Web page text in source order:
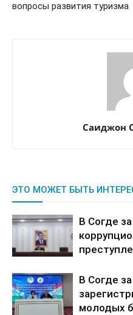
вопросы развития туризма
Саиджон
ЭТО МОЖЕТ БЫТЬ
В Согде
В Согде
молодых